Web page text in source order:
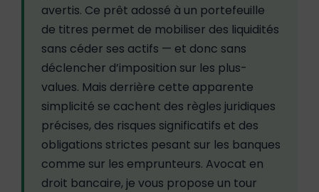
avertis. Ce prêt adossé à un portefeuille
de titres permet de mobiliser des liquidités
sans céder ses actifs — et donc sans
déclencher d’imposition sur les plus-
values. Mais derrière cette apparente
simplicité se cachent des règles juridiques
précises, des risques significatifs et des
obligations strictes pesant sur les banques
comme sur les emprunteurs. Avocat en
droit bancaire, je vous propose un tour